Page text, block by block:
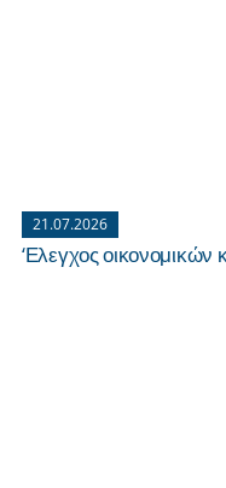
21.07.2026
‘Ελεγχος οικονομικών